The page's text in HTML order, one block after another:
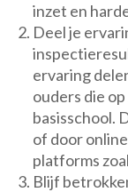
inzet en
Deel je
ervaring
ouders die
basisschool.
of door
platforms
Blijf